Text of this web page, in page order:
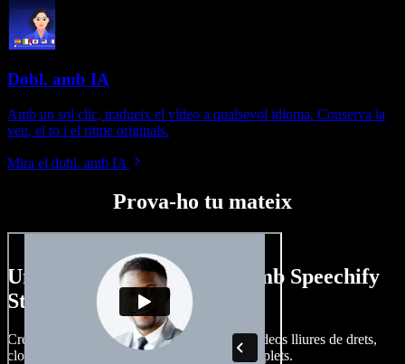
Dobl. amb IA
Amb un sol clic, tradueix el vídeo a qualsevol idioma. Conserva la
veu, el to i el ritme originals.
Mira el dobl. amb IA
Prova-ho tu mateix
Un tastet del que pots fer amb Speechify
Studio.
Crea dobl. de veu, afegeix imatges, àudio, vídeos lliures de drets,
clona veus i munta projectes multimèdia complets.